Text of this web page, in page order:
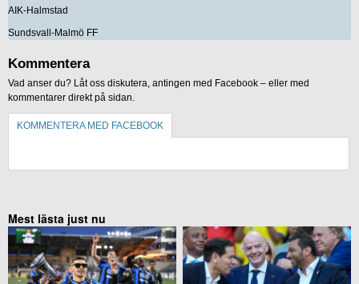
AIK-Halmstad
Sundsvall-Malmö FF
Kommentera
Vad anser du? Låt oss diskutera, antingen med Facebook – eller med
kommentarer direkt på sidan.
KOMMENTERA MED FACEBOOK
Mest lästa just nu